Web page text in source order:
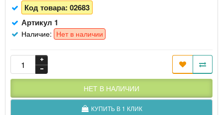
Код товара: 02683
Артикул 1
Наличие: Нет в наличии
НЕТ В НАЛИЧИИ
КУПИТЬ В 1 КЛИК